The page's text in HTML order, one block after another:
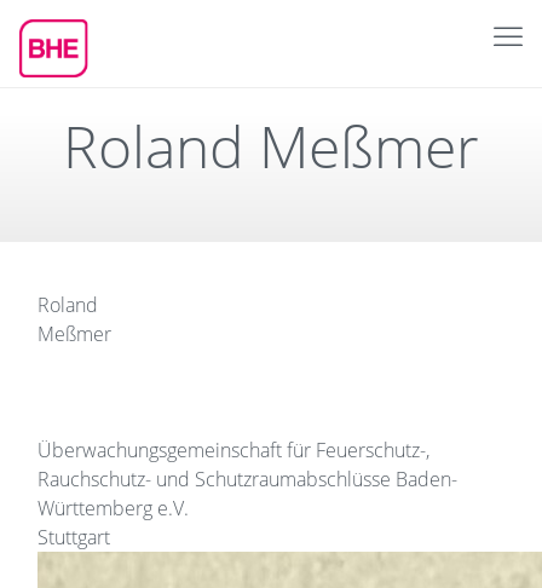
Roland Meßmer
Roland
Meßmer
Überwachungsgemeinschaft für Feuerschutz-,
Rauchschutz- und Schutzraumabschlüsse Baden-
Württemberg e.V.
Stuttgart